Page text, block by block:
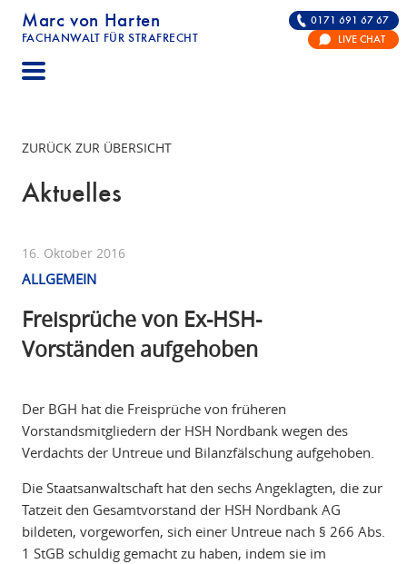
Marc von Harten
FACHANWALT FÜR STRAFRECHT
STRAFRECHT | RECHTSANWALT FÜR DIE
0171 691 67 67
LIVE CHAT
ZURÜCK ZUR ÜBERSICHT
Aktuelles
16. Oktober 2016
ALLGEMEIN
Freisprüche von Ex-HSH-
Vorständen aufgehoben
Der BGH hat die Freisprüche von früheren
Vorstandsmitgliedern der HSH Nordbank wegen des
Verdachts der Untreue und Bilanzfälschung aufgehoben.
Die Staatsanwaltschaft hat den sechs Angeklagten, die zur
Tatzeit den Gesamtvorstand der HSH Nordbank AG
bildeten, vorgeworfen, sich einer Untreue nach § 266 Abs.
1 StGB schuldig gemacht zu haben, indem sie im